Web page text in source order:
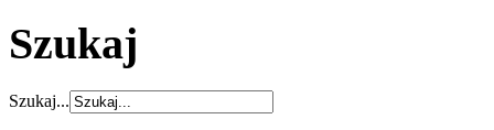
Szukaj
Szukaj...